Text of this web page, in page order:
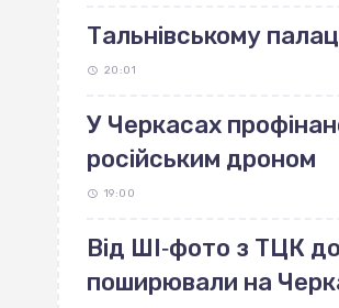
Тальнівському
20:01
У Черкасах
російським дроном
19:00
Від ШІ‐фото з ТЦК
поширювали на